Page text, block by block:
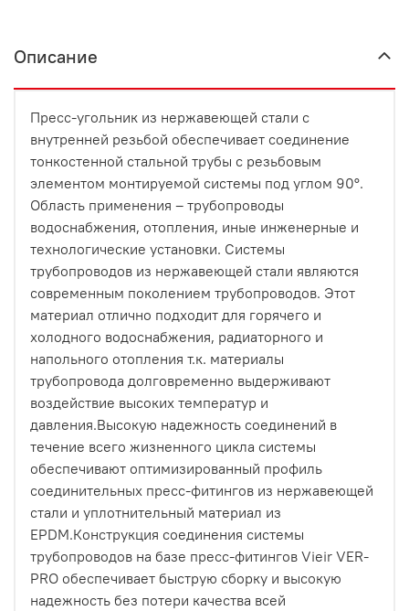
Описание
Пресс-угольник из нержавеющей стали с
внутренней резьбой обеспечивает соединение
тонкостенной стальной трубы с резьбовым
элементом монтируемой системы под углом 90°.
Область применения – трубопроводы
водоснабжения, отопления, иные инженерные и
технологические установки. Системы
трубопроводов из нержавеющей стали являются
современным поколением трубопроводов. Этот
материал отлично подходит для горячего и
холодного водоснабжения, радиаторного и
напольного отопления т.к. материалы
трубопровода долговременно выдерживают
воздействие высоких температур и
давления.Высокую надежность соединений в
течение всего жизненного цикла системы
обеспечивают оптимизированный профиль
соединительных пресс-фитингов из нержавеющей
стали и уплотнительный материал из
EPDM.Конструкция соединения системы
трубопроводов на базе пресс-фитингов Vieir VER-
PRO обеспечивает быструю сборку и высокую
надежность без потери качества всей